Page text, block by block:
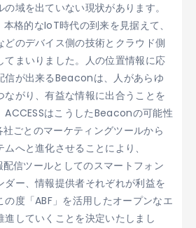
域を出ていない現状があります。
格的なIoT時代の到来を見据えて、
どのデバイス側の技術とクラウド側
てまいりました。人の位置情報に応
信が出来るBeaconは、人があらゆ
ながり、有益な情報に出合うことを
ACCESSはこうしたBeaconの可能性
ごとのマーケティングツールから
へと進化させることにより、
信ツールとしてのスマートフォン
ダー、情報提供者それぞれが利益を
度「ABF」を活用したオープンなエ
進していくことを決定いたしまし